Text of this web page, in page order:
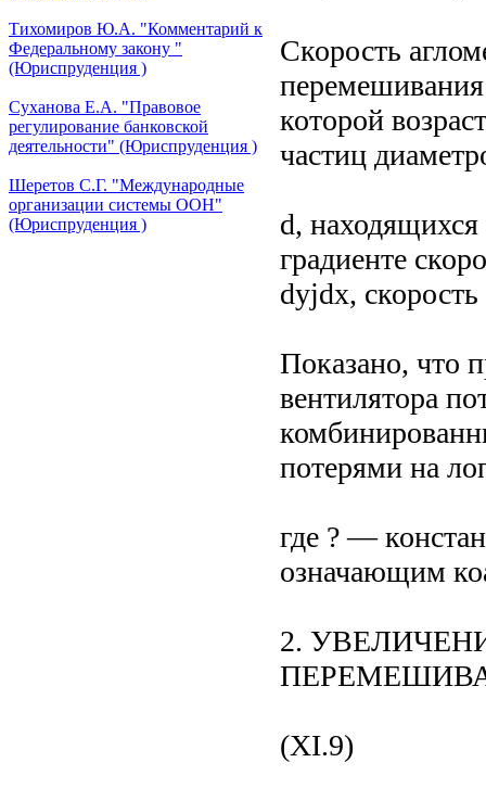
Тихомиров Ю.А. "Комментарий к
Федеральному закону "
(Юриспруденция )
Суханова Е.А. "Правовое
регулирование банковской
деятельности" (Юриспруденция )
Шеретов С.Г. "Международные
организации системы ООН"
(Юриспруденция )
Скорость
перемешивания
которой
частиц
d,
градиенте
dyjdx,
Показано, что
вентилятора
потерями на
где ? —
означающим
2.
(XI.9)